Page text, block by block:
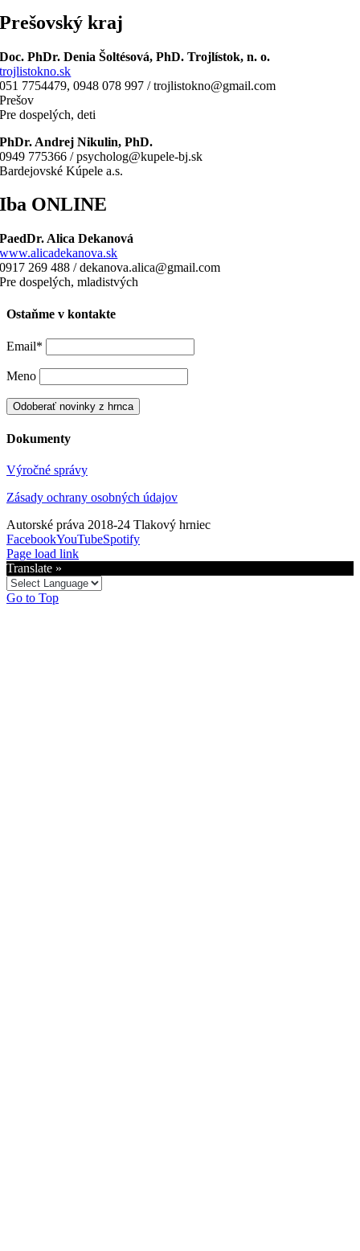
Prešovský kraj
Doc. PhDr. Denia Šoltésová, PhD. Trojlístok, n. o.
trojlistokno.sk
051 7754479, 0948 078 997 / trojlistokno@gmail.com
Prešov
Pre dospelých, deti
PhDr. Andrej Nikulin, PhD.
0949 775366 / psycholog@kupele-bj.sk
Bardejovské Kúpele a.s.
Iba ONLINE
PaedDr. Alica Dekanová
www.alicadekanova.sk
0917 269 488 / dekanova.alica@gmail.com
Pre dospelých, mladistvých
Ostaňme v kontakte
Email*
Meno
Dokumenty
Výročné správy
Zásady ochrany osobných údajov
Autorské práva 2018-24 Tlakový hrniec
FacebookYouTubeSpotify
Page load link
Translate »
Go to Top